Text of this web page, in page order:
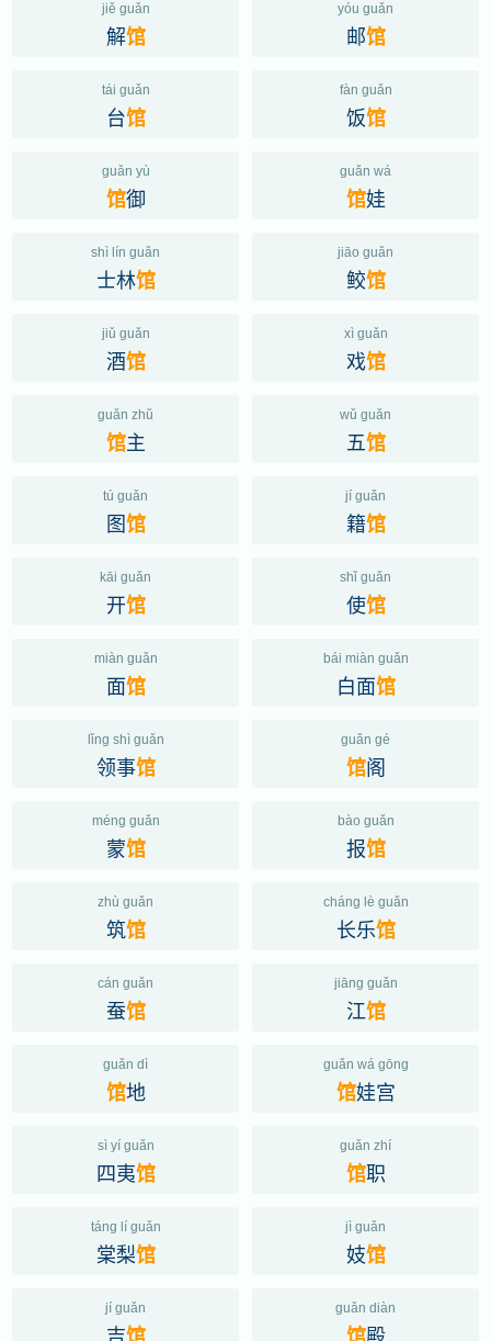
jiě guǎn
解馆
yóu guǎn
邮馆
tái guǎn
台馆
fàn guǎn
饭馆
guǎn yù
馆御
guǎn wá
馆娃
shì lín guǎn
士林馆
jiāo guǎn
鲛馆
jiǔ guǎn
酒馆
xì guǎn
戏馆
guǎn zhǔ
馆主
wǔ guǎn
五馆
tú guǎn
图馆
jí guǎn
籍馆
kāi guǎn
开馆
shǐ guǎn
使馆
miàn guǎn
面馆
bái miàn guǎn
白面馆
lǐng shì guǎn
领事馆
guǎn gé
馆阁
méng guǎn
蒙馆
bào guǎn
报馆
zhù guǎn
筑馆
cháng lè guǎn
长乐馆
cán guǎn
蚕馆
jiāng guǎn
江馆
guǎn dì
馆地
guǎn wá gōng
馆娃宫
sì yí guǎn
四夷馆
guǎn zhí
馆职
táng lí guǎn
棠梨馆
jì guǎn
妓馆
jí guǎn
吉
guǎn diàn
殿